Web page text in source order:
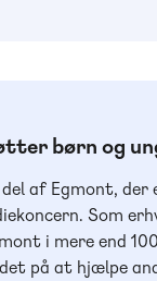
børn og
af Egmont, der
Som
i mere end
på at hjælpe